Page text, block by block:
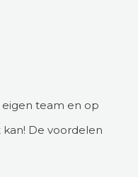
team en op
De voordelen